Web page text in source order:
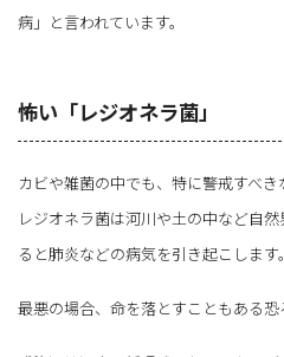
病」と言われています。
怖い「レジオネラ菌」
カビや雑菌の中でも、特に警戒すべき
レジオネラ菌は河川や土の中など自
ると肺炎などの病気を引き起こします。
最悪の場合、命を落とすこともある恐